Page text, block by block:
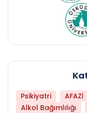
Psikiyatri AFAZİ
Alkol Bağımlılığı